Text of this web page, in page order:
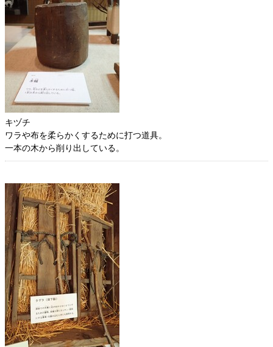
キヅチ
ワラや布を柔らかくするために打つ道具。
一本の木から削り出している。